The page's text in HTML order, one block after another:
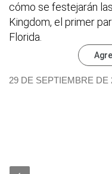
cómo se festejarán
Kingdom, el primer
Florida.
29 DE SEPTIEMBRE DE